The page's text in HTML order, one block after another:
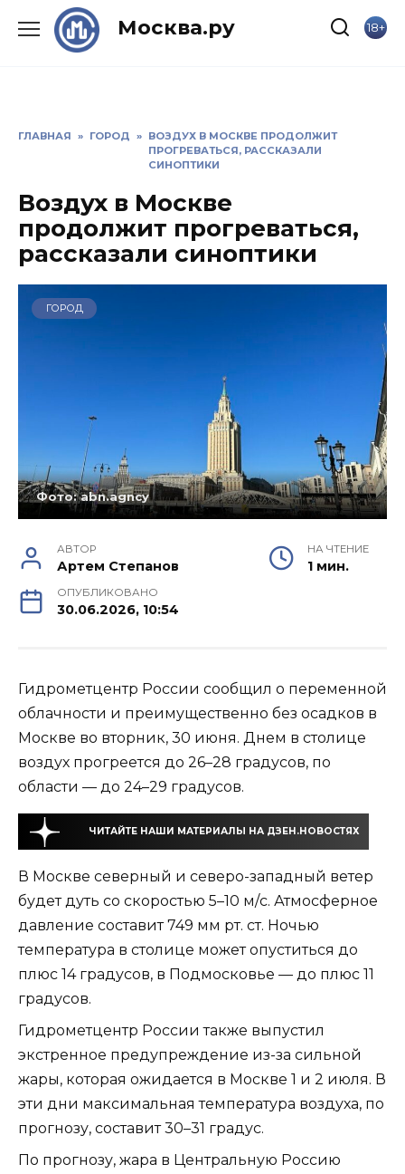
Москва.ру 18+
ГЛАВНАЯ » ГОРОД » ВОЗДУХ В МОСКВЕ ПРОДОЛЖИТ
ПРОГРЕВАТЬСЯ, РАССКАЗАЛИ
СИНОПТИКИ
Воздух в Москве
продолжит прогреваться,
рассказали синоптики
ГОРОД
Фото: abn.agncy
АВТОР
Артем Степанов
НА ЧТЕНИЕ
1 мин.
ОПУБЛИКОВАНО
30.06.2026, 10:54
Гидрометцентр России сообщил о переменной
облачности и преимущественно без осадков в
Москве во вторник, 30 июня. Днем в столице
воздух прогреется до 26–28 градусов, по
области — до 24–29 градусов.
ЧИТАЙТЕ НАШИ МАТЕРИАЛЫ НА ДЗЕН.НОВОСТЯХ
В Москве северный и северо-западный ветер
будет дуть со скоростью 5–10 м/с. Атмосферное
давление составит 749 мм рт. ст. Ночью
температура в столице может опуститься до
плюс 14 градусов, в Подмосковье — до плюс 11
градусов.
Гидрометцентр России также выпустил
экстренное предупреждение из-за сильной
жары, которая ожидается в Москве 1 и 2 июля. В
эти дни максимальная температура воздуха, по
прогнозу, составит 30–31 градус.
По прогнозу, жара в Центральную Россию